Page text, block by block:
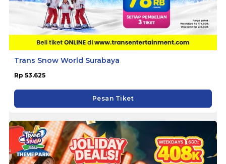
Trans Snow World Surabaya
Rp 53.625
Pesan Tiket